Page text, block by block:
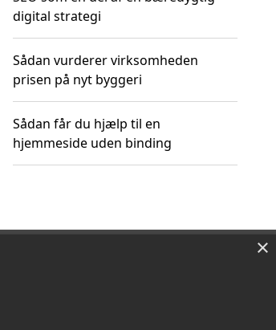
digital strategi
Sådan vurderer virksomheden
prisen på nyt byggeri
Sådan får du hjælp til en
hjemmeside uden binding
×